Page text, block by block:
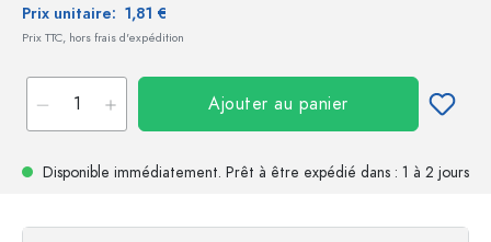
Prix unitaire: 1,81 €
Prix TTC, hors frais d'expédition
Ajouter au panier
Disponible immédiatement. Prêt à être expédié dans : 1 à 2 jours